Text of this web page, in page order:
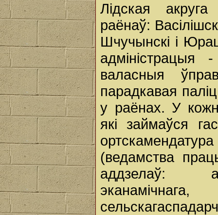
Лідская
раёнаў:
Шчучынскі і
адміністрацыя
валасныя
парадкавая
у раёнах. У
які займаўся
(ведамства
аддзелаў: